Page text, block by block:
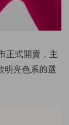
正式開賣，主
明亮色系的選